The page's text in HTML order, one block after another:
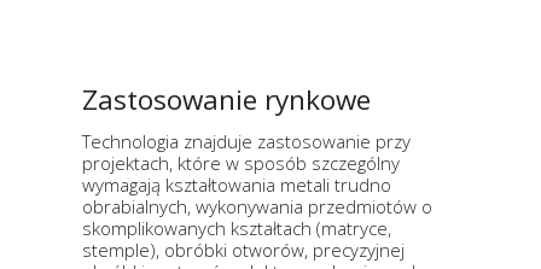
Zastosowanie rynkowe
Technologia znajduje zastosowanie przy
projektach, które w sposób szczególny
wymagają kształtowania metali trudno
obrabialnych, wykonywania przedmiotów o
skomplikowanych kształtach (matryce,
stemple), obróbki otworów, precyzyjnej